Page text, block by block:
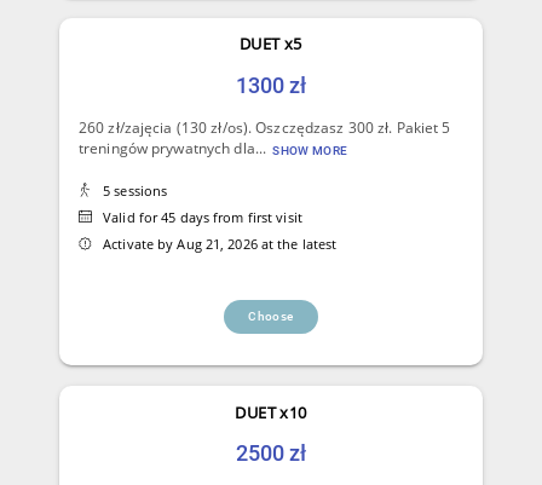
DUET x5
1300 zł
260 zł/zajęcia (130 zł/os). Oszczędzasz 300 zł. Pakiet 5
treningów prywatnych dla... SHOW MORE
5 sessions
Valid for 45 days from first visit
Activate by Aug 21, 2026 at the latest
Choose
DUET x10
2500 zł